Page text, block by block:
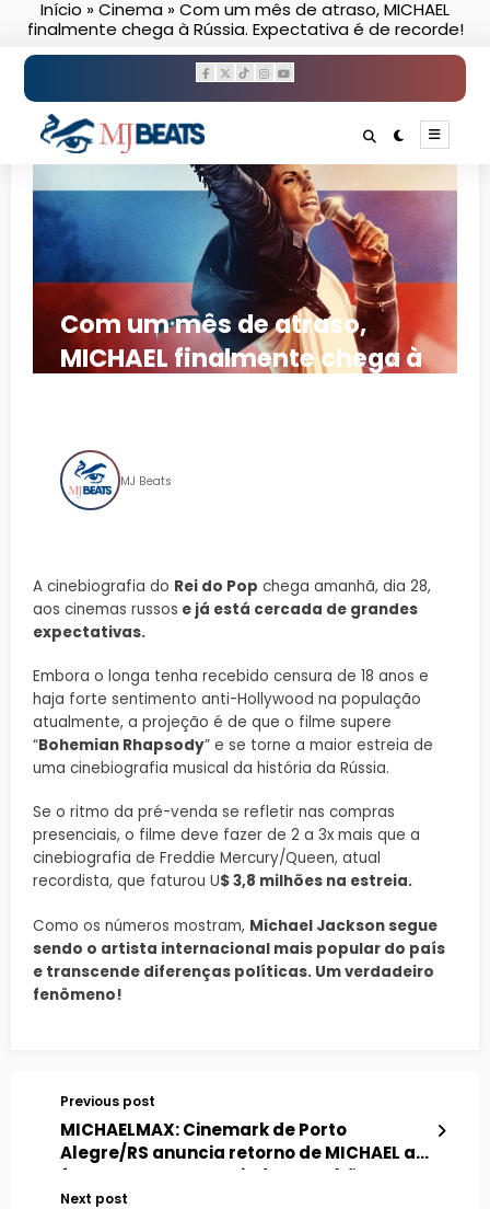
para
Início »Cinema »Com um mês de atraso, MICHAEL
finalmente chega à Rússia. Expectativa é de recorde!
Com um mês de atraso,
MICHAEL finalmente chega à
MJ Beats
A cinebiografia do Rei do Pop chega amanhã, dia 28,
aos cinemas russos e já está cercada de grandes
expectativas.
Embora o longa tenha recebido censura de 18 anos e
haja forte sentimento anti-Hollywood na população
atualmente, a projeção é de que o filme supere
“Bohemian Rhapsody” e se torne a maior estreia de
uma cinebiografia musical da história da Rússia.
Se o ritmo da pré-venda se refletir nas compras
presenciais, o filme deve fazer de 2 a 3x mais que a
cinebiografia de Freddie Mercury/Queen, atual
recordista, que faturou U$ 3,8 milhões na estreia.
Como os números mostram, Michael Jackson segue
sendo o artista internacional mais popular do país
e transcende diferenças políticas. Um verdadeiro
fenômeno!
Previous post
MICHAELMAX: Cinemark de Porto
Alegre/RS anuncia retorno de MICHAEL ao
formato IMAX a partir de amanhã
Next post